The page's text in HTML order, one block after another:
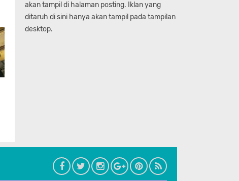
akan tampil di halaman posting. Iklan yang
ditaruh di sini hanya akan tampil pada tampilan
desktop.